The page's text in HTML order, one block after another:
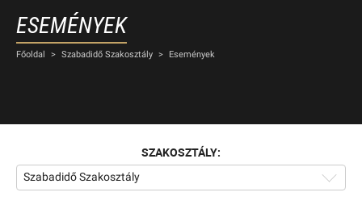
ESEMÉNYEK
Főoldal > Szabadidő Szakosztály > Események
SZAKOSZTÁLY:
Szabadidő Szakosztály